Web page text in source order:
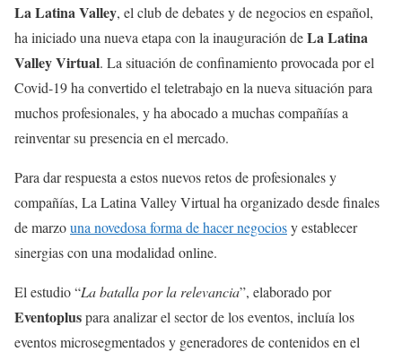
La Latina Valley, el club de debates y de negocios en español,
ha iniciado una nueva etapa con la inauguración deLa Latina
Valley Virtual. La situación de confinamiento provocada por el
Covid-19 ha convertido el teletrabajo en la nueva situación para
muchos profesionales, y ha abocado a muchas compañías a
reinventar su presencia en el mercado.
Para dar respuesta a estos nuevos retos de profesionales y
compañías, La Latina Valley Virtual ha organizado desde finales
de marzouna novedosa forma de hacer negociosy establecer
sinergias con una modalidad online.
El estudio “La batalla por la relevancia”, elaborado por
Eventopluspara analizar el sector de los eventos, incluía los
eventos microsegmentados y generadores de contenidos en el